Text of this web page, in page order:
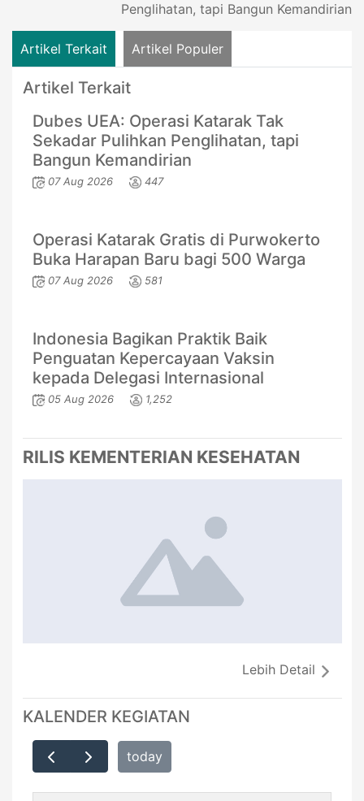
Penglihatan, tapi Bangun Kemandirian
Artikel Terkait Artikel Populer
Artikel Terkait
Dubes UEA: Operasi Katarak Tak
Sekadar Pulihkan Penglihatan, tapi
Bangun Kemandirian
07 Aug 2026 447
Operasi Katarak Gratis di Purwokerto
Buka Harapan Baru bagi 500 Warga
07 Aug 2026 581
Indonesia Bagikan Praktik Baik
Penguatan Kepercayaan Vaksin
kepada Delegasi Internasional
05 Aug 2026 1,252
RILIS KEMENTERIAN KESEHATAN
Lebih Detail
KALENDER KEGIATAN
today